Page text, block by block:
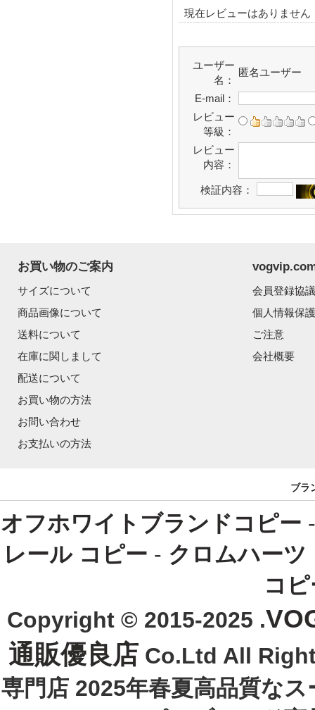
現在レビューはありません
ユーザー
名：
匿名ユーザー
E-mail：
レビュー
等級：
レビュー
内容：
検証内容：
お買い物のご案内
サイズについて
商品画像について
送料について
在庫に関しまして
配送について
お買い物の方法
お問い合わせ
お支払いの方法
会員登録協
個人情報保
ご注意
会社概要
ブラ
オフホワイトブランドコピー
レール コピー - クロムハーツ
コ
Copyright © 2015-2025 .
通販優良店 Co.Ltd All
専門店 2025年春夏高品質な